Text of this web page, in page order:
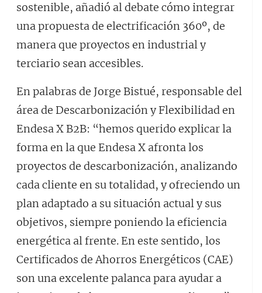
sostenible, añadió al debate cómo integrar
una propuesta de electrificación 360º, de
manera que proyectos en industrial y
terciario sean accesibles.
En palabras de Jorge Bistué, responsable del
área de Descarbonización y Flexibilidad en
Endesa X B2B: “hemos querido explicar la
forma en la que Endesa X afronta los
proyectos de descarbonización, analizando
cada cliente en su totalidad, y ofreciendo un
plan adaptado a su situación actual y sus
objetivos, siempre poniendo la eficiencia
energética al frente. En este sentido, los
Certificados de Ahorros Energéticos (CAE)
son una excelente palanca para ayudar a